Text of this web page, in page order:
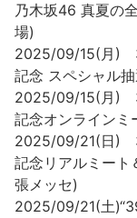
乃木坂46 真夏の
場)
2025/09/15(月)
記念 スペシャル
2025/09/15(月)
記念オンラインミ
2025/09/21(日)
記念リアルミート
張メッセ)
2025/09/21(土